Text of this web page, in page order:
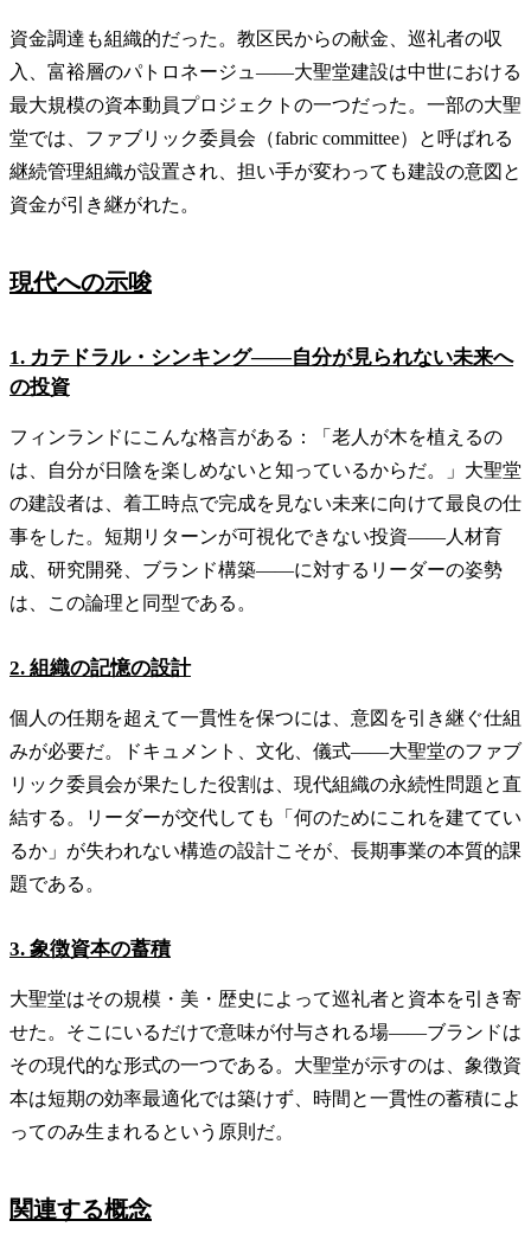
資金調達も組織的だった。教区民からの献金、巡礼者の収
入、富裕層のパトロネージュ——大聖堂建設は中世における
最大規模の資本動員プロジェクトの一つだった。一部の大聖
堂では、ファブリック委員会（fabric committee）と呼ばれる
継続管理組織が設置され、担い手が変わっても建設の意図と
資金が引き継がれた。
現代への示唆
1. カテドラル・シンキング——自分が見られない未来へ
の投資
フィンランドにこんな格言がある：「老人が木を植えるの
は、自分が日陰を楽しめないと知っているからだ。」大聖堂
の建設者は、着工時点で完成を見ない未来に向けて最良の仕
事をした。短期リターンが可視化できない投資——人材育
成、研究開発、ブランド構築——に対するリーダーの姿勢
は、この論理と同型である。
2. 組織の記憶の設計
個人の任期を超えて一貫性を保つには、意図を引き継ぐ仕組
みが必要だ。ドキュメント、文化、儀式——大聖堂のファブ
リック委員会が果たした役割は、現代組織の永続性問題と直
結する。リーダーが交代しても「何のためにこれを建ててい
るか」が失われない構造の設計こそが、長期事業の本質的課
題である。
3. 象徴資本の蓄積
大聖堂はその規模・美・歴史によって巡礼者と資本を引き寄
せた。そこにいるだけで意味が付与される場——ブランドは
その現代的な形式の一つである。大聖堂が示すのは、象徴資
本は短期の効率最適化では築けず、時間と一貫性の蓄積によ
ってのみ生まれるという原則だ。
関連する概念